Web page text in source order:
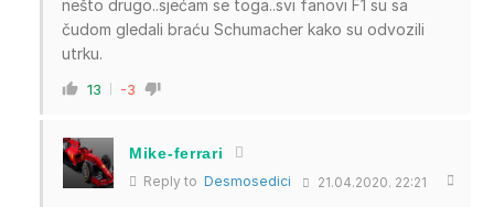
nešto drugo..sjećam se toga..svi fanovi F1 su sa
čudom gledali braću Schumacher kako su odvozili
utrku.
13 -3
Mike-ferrari
Reply to Desmosedici 21.04.2020. 22:21